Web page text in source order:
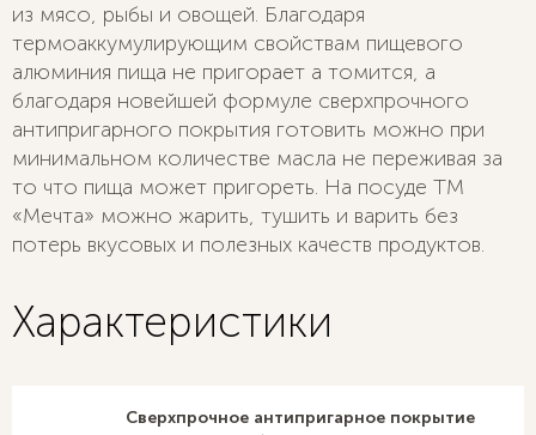
из мясо, рыбы и овощей. Благодаря
термоаккумулирующим свойствам пищевого
алюминия пища не пригорает а томится, а
благодаря новейшей формуле сверхпрочного
антипригарного покрытия готовить можно при
минимальном количестве масла не переживая за
то что пища может пригореть. На посуде ТМ
«Мечта» можно жарить, тушить и варить без
потерь вкусовых и полезных качеств продуктов.
Характеристики
Сверхпрочное антипригарное покрытие